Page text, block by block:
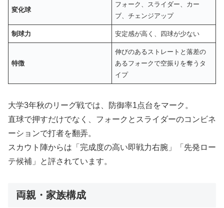
変化球
フォーク、スライダー、カー
ブ、チェンジアップ
制球力 安定感が高く、四球が少ない
特徴
伸びのあるストレートと落差の
あるフォークで空振りを奪うタ
イプ
大学3年秋のリーグ戦では、防御率1点台をマーク。
直球で押すだけでなく、フォークとスライダーのコンビネ
ーションで打者を翻弄。
スカウト陣からは「完成度の高い即戦力右腕」「先発ロー
テ候補」と評されています。
両親・家族構成